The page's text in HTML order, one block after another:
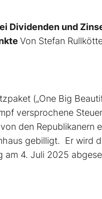
Dividenden und
Von Stefan
(„One Big
versprochene
den Republikanern
gebilligt. Er wird
am 4. Juli 2025